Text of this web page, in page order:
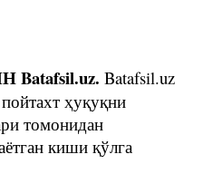
Batafsil.uz. Batafsil.uz
ҳуқуқни
томонидан
киши қўлга